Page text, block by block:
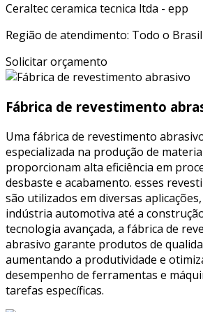
Ceraltec ceramica tecnica ltda - epp
Região de atendimento: Todo o Brasil
Solicitar orçamento
Fábrica de revestimento
Uma fábrica de revestimento
especializada na produção de
proporcionam alta eficiência em
desbaste e acabamento. esses
são utilizados em diversas
indústria automotiva até a
tecnologia avançada, a fábrica de
abrasivo garante produtos de
aumentando a produtividade e
desempenho de ferramentas e
tarefas específicas.